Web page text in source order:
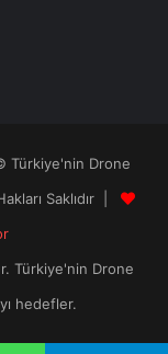
Türkiye'nin Drone
Saklıdır |
Türkiye'nin Drone
hedefler.